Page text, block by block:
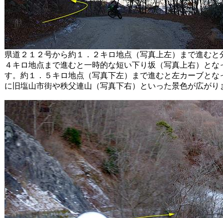
県道２１２号から約１．２キロ地点（写真上左）まで進む
４キロ地点まで進むと一時的な短い下り坂（写真上右）と
す。約１．５キロ地点（写真下左）まで進むと左カーブと
に旧塩山市街や秩父連山（写真下右）といった景色が広がり